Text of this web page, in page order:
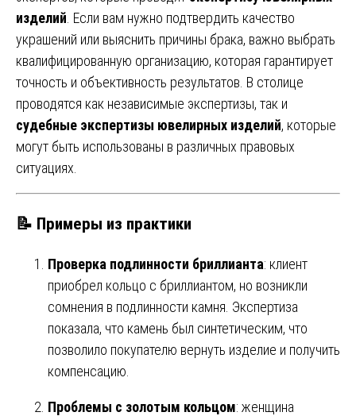
изделий. Если вам нужно подтвердить качество
украшений или выяснить причины брака, важно выбрать
квалифицированную организацию, которая гарантирует
точность и объективность результатов. В столице
проводятся как независимые экспертизы, так и
судебные экспертизы ювелирных изделий, которые
могут быть использованы в различных правовых
ситуациях.
📝 Примеры из практики
Проверка подлинности бриллианта: клиент
приобрел кольцо с бриллиантом, но возникли
сомнения в подлинности камня. Экспертиза
показала, что камень был синтетическим, что
позволило покупателю вернуть изделие и получить
компенсацию.
Проблемы с золотым кольцом: женщина